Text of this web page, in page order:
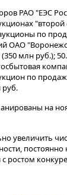
РАО "ЕЭС
по
ОАО
млн руб.);
по
руб.
на
увеличить
ростом